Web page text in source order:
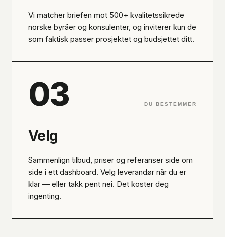
Vi matcher briefen mot 500+ kvalitetssikrede
norske byråer og konsulenter, og inviterer kun de
som faktisk passer prosjektet og budsjettet ditt.
03 DU BESTEMMER
Velg
Sammenlign tilbud, priser og referanser side om
side i ett dashboard. Velg leverandør når du er
klar — eller takk pent nei. Det koster deg
ingenting.